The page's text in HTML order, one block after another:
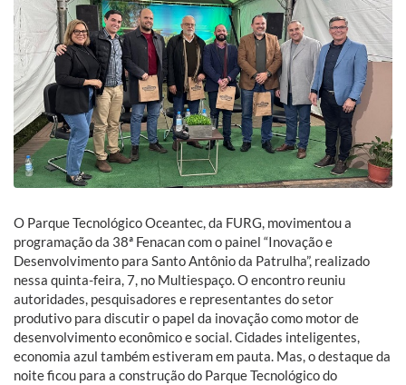
O Parque Tecnológico Oceantec, da FURG, movimentou a
programação da 38ª Fenacan com o painel “Inovação e
Desenvolvimento para Santo Antônio da Patrulha”, realizado
nessa quinta-feira, 7, no Multiespaço. O encontro reuniu
autoridades, pesquisadores e representantes do setor
produtivo para discutir o papel da inovação como motor de
desenvolvimento econômico e social. Cidades inteligentes,
economia azul também estiveram em pauta. Mas, o destaque da
noite ficou para a construção do Parque Tecnológico do